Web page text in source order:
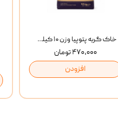
خاک گربه پتوپیا وزن ۱۰ کیلوگرم
۴۷۰,۰۰۰ تومان
افزودن